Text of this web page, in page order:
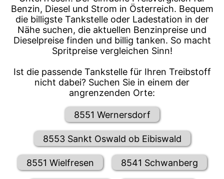
Benzin, Diesel und Strom in Österreich. Bequem
die billigste Tankstelle oder Ladestation in der
Nähe suchen, die aktuellen Benzinpreise und
Dieselpreise finden und billig tanken. So macht
Spritpreise vergleichen Sinn!
Ist die passende Tankstelle für Ihren Treibstoff
nicht dabei? Suchen Sie in einem der
angrenzenden Orte:
8551 Wernersdorf
8553 Sankt Oswald ob Eibiswald
8551 Wielfresen 8541 Schwanberg